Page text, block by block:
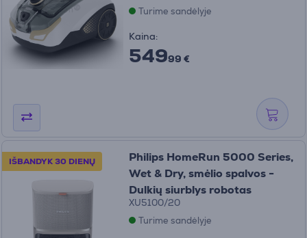
Turime sandėlyje
Kaina:
54999 €
IŠBANDYK 30 DIENŲ
Philips HomeRun 5000 Series,
Wet & Dry, smėlio spalvos -
Dulkių siurblys robotas
XU5100/20
Turime sandėlyje